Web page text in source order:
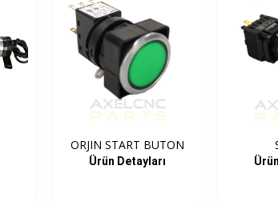
ORJIN START BUTON
Ürün Detayları